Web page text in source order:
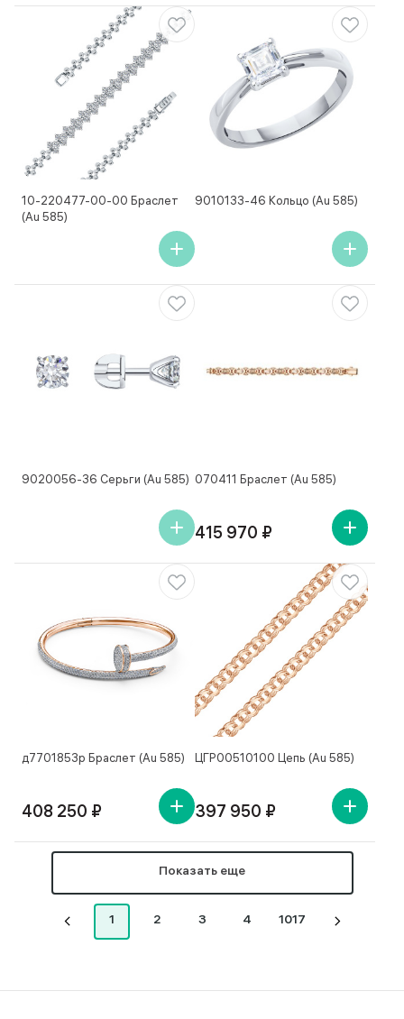
10-220477-00-00 Браслет
(Au 585)
9010133-46 Кольцо (Au 585)
9020056-36 Серьги (Au 585) 070411 Браслет (Au 585)
415 970 ₽
д7701853р Браслет (Au 585)
408 250 ₽
ЦГР00510100 Цепь (Au 585)
397 950 ₽
Показать еще
1 2 3 4 1017